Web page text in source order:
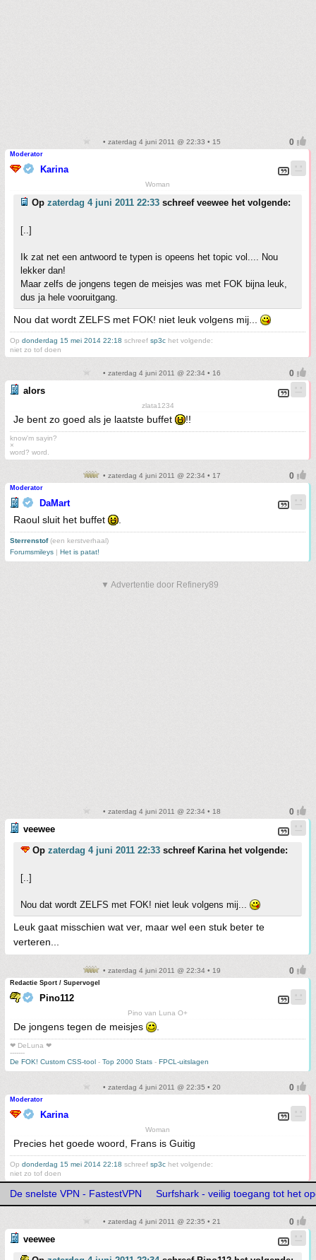
• zaterdag 4 juni 2011 @ 22:33 • 15
Moderator
Karina
Woman
Op zaterdag 4 juni 2011 22:33 schreef veewee het volgende:
[..]
Ik zat net een antwoord te typen is opeens het topic vol.... Nou
lekker dan!
Maar zelfs de jongens tegen de meisjes was met FOK bijna leuk,
dus ja hele vooruitgang.
Nou dat wordt ZELFS met FOK! niet leuk volgens mij...
Op donderdag 15 mei 2014 22:18 schreef sp3c het volgende:
niet zo tof doen
• zaterdag 4 juni 2011 @ 22:34 • 16
alors
zlata1234
Je bent zo goed als je laatste buffet !!
know'm sayin?
×
word? word.
• zaterdag 4 juni 2011 @ 22:34 • 17
Moderator
DaMart
Raoul sluit het buffet .
Sterrenstof(een kerstverhaal)
Forumsmileys
Het is patat!
▼ Advertentie door Refinery89
• zaterdag 4 juni 2011 @ 22:34 • 18
veewee
Op zaterdag 4 juni 2011 22:33 schreef Karina het volgende:
[..]
Nou dat wordt ZELFS met FOK! niet leuk volgens mij...
Leuk gaat misschien wat ver, maar wel een stuk beter te
verteren...
• zaterdag 4 juni 2011 @ 22:34 • 19
Redactie Sport / Supervogel
Pino112
Pino van Luna O+
De jongens tegen de meisjes .
❤ DeLuna ❤
-------
De FOK! Custom CSS-tool - Top 2000 Stats - FPCL-uitslagen
• zaterdag 4 juni 2011 @ 22:35 • 20
Moderator
Karina
Woman
Precies het goede woord, Frans is Guitig
Op donderdag 15 mei 2014 22:18 schreef sp3c het volgende:
niet zo tof doen
De snelste VPN - FastestVPN Surfshark - veilig toegang tot het
• zaterdag 4 juni 2011 @ 22:35 • 21
veewee